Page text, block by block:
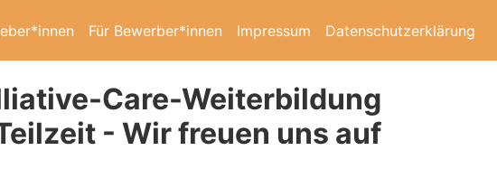
Für Bewerber*innen Impressum Datenschutzerklärung
Care-Weiterbildung
- Wir freuen uns auf